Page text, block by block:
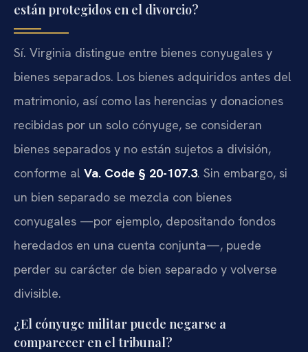
están protegidos en el divorcio?
Sí. Virginia distingue entre bienes conyugales y
bienes separados. Los bienes adquiridos antes del
matrimonio, así como las herencias y donaciones
recibidas por un solo cónyuge, se consideran
bienes separados y no están sujetos a división,
conforme al Va. Code § 20-107.3. Sin embargo, si
un bien separado se mezcla con bienes
conyugales —por ejemplo, depositando fondos
heredados en una cuenta conjunta—, puede
perder su carácter de bien separado y volverse
divisible.
¿El cónyuge militar puede negarse a
comparecer en el tribunal?